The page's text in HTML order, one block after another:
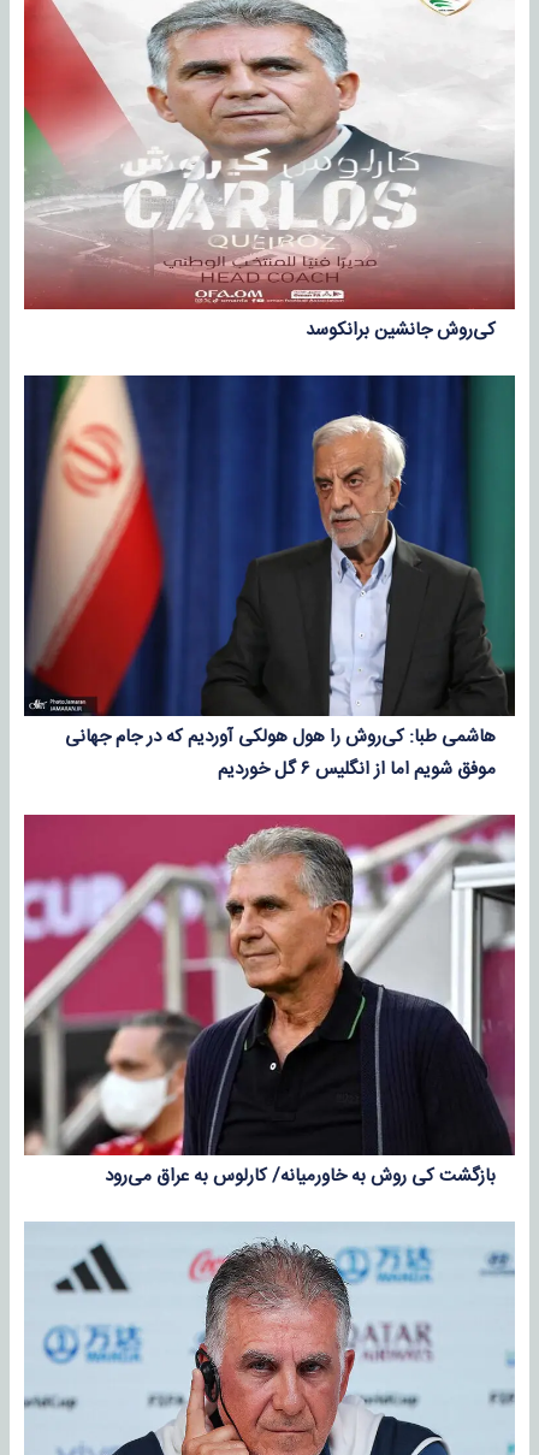
کی‌روش جانشین برانکوسد
هاشمی طبا: کی‌روش را هول هولکی آوردیم که در جام جهانی
موفق شویم اما از انگلیس ۶ گل خوردیم
بازگشت کی روش به خاورمیانه/ کارلوس به عراق می‌رود